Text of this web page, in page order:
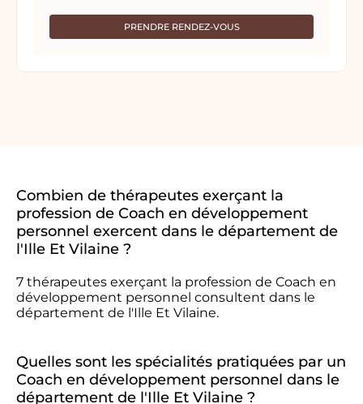
PRENDRE RENDEZ-VOUS
Combien de thérapeutes exerçant la
profession de Coach en développement
personnel exercent dans le département de
l'Ille Et Vilaine ?
7 thérapeutes exerçant la profession de Coach en
développement personnel consultent dans le
département de l'Ille Et Vilaine.
Quelles sont les spécialités pratiquées par un
Coach en développement personnel dans le
département de l'Ille Et Vilaine ?